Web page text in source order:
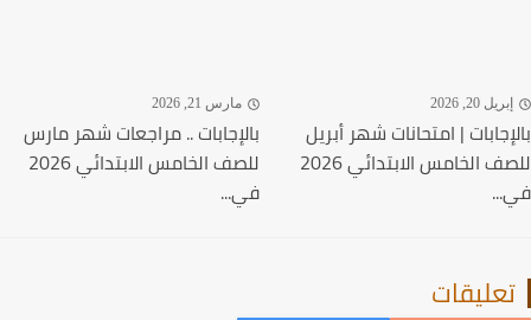
20, 2026
| امتحانات شهر أبريل
للصف الخامس الابتدائي 2026
مارس 21, 2026
بالإجابات .. مراجعات شهر مارس
للصف الخامس الابتدائي 2026
في...